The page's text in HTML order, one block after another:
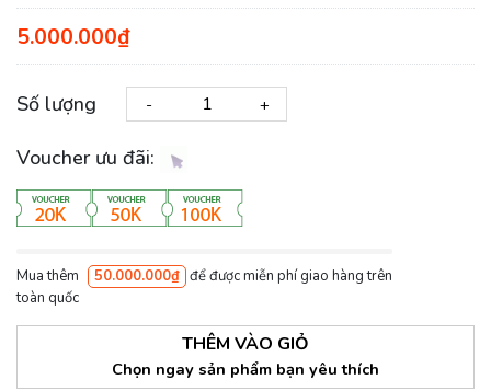
5.000.000₫
Số lượng - +
Voucher ưu đãi:
Mua thêm 50.000.000₫ để được miễn phí giao hàng trên
toàn quốc
THÊM VÀO GIỎ
Chọn ngay sản phẩm bạn yêu thích